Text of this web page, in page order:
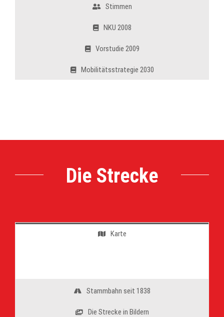
Stimmen
NKU 2008
Vorstudie 2009
Mobilitätsstrategie 2030
Die Strecke
Karte
Stammbahn seit 1838
Die Strecke in Bildern